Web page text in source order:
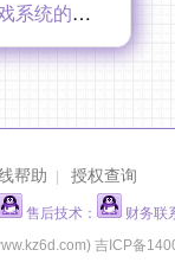
免责声明
帮助 | 授权查询
售后技术：
财务联
吉ICP备